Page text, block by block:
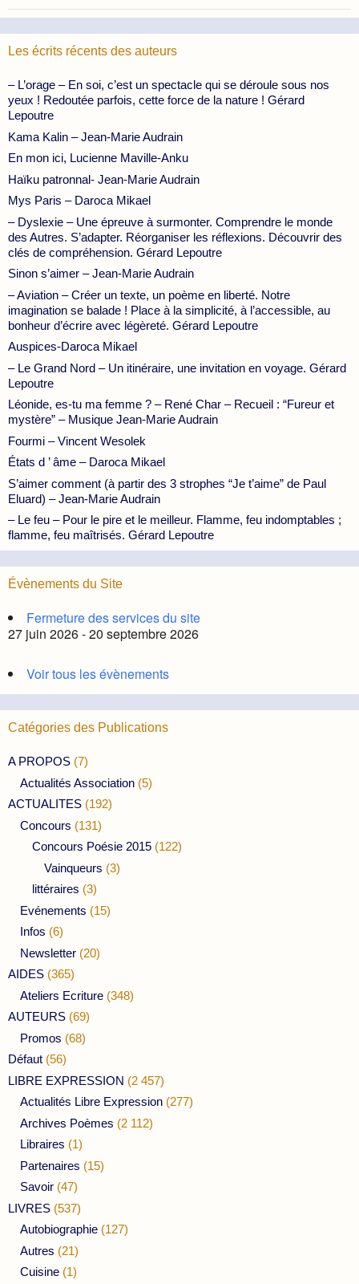
Les écrits récents des auteurs
– L’orage – En soi, c’est un spectacle qui se déroule sous nos
yeux ! Redoutée parfois, cette force de la nature ! Gérard
Lepoutre
Kama Kalin – Jean-Marie Audrain
En mon ici, Lucienne Maville-Anku
Haïku patronnal- Jean-Marie Audrain
Mys Paris – Daroca Mikael
– Dyslexie – Une épreuve à surmonter. Comprendre le monde
des Autres. S’adapter. Réorganiser les réflexions. Découvrir des
clés de compréhension. Gérard Lepoutre
Sinon s’aimer – Jean-Marie Audrain
– Aviation – Créer un texte, un poème en liberté. Notre
imagination se balade ! Place à la simplicité, à l’accessible, au
bonheur d’écrire avec légèreté. Gérard Lepoutre
Auspices-Daroca Mikael
– Le Grand Nord – Un itinéraire, une invitation en voyage. Gérard
Lepoutre
Léonide, es-tu ma femme ? – René Char – Recueil : “Fureur et
mystère” – Musique Jean-Marie Audrain
Fourmi – Vincent Wesolek
États d ’ âme – Daroca Mikael
S’aimer comment (à partir des 3 strophes “Je t’aime” de Paul
Eluard) – Jean-Marie Audrain
– Le feu – Pour le pire et le meilleur. Flamme, feu indomptables ;
flamme, feu maîtrisés. Gérard Lepoutre
Évènements du Site
Fermeture des services du site
27 juin 2026 - 20 septembre 2026
Voir tous les évènements
Catégories des Publications
A PROPOS (7)
Actualités Association (5)
ACTUALITES (192)
Concours (131)
Concours Poésie 2015 (122)
Vainqueurs (3)
littéraires (3)
Evénements (15)
Infos (6)
Newsletter (20)
AIDES (365)
Ateliers Ecriture (348)
AUTEURS (69)
Promos (68)
Défaut (56)
LIBRE EXPRESSION (2 457)
Actualités Libre Expression (277)
Archives Poèmes (2 112)
Libraires (1)
Partenaires (15)
Savoir (47)
LIVRES (537)
Autobiographie (127)
Autres (21)
Cuisine (1)